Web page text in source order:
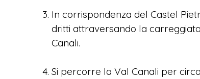
In corrispondenza del Castel
dritti attraversando la
Canali.
Si percorre la Val Canali per